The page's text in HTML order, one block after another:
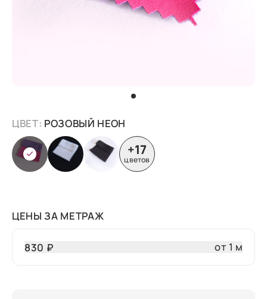
ЦВЕТ: РОЗОВЫЙ НЕОН
+17
цветов
ЦЕНЫ ЗА МЕТРАЖ
830 ₽ от 1 м